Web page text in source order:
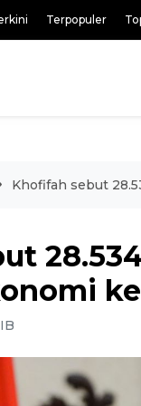
Terpopuler
Khofifah sebut